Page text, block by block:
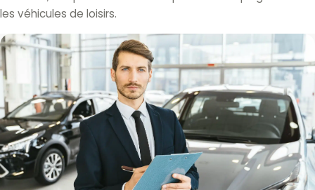
les véhicules de loisirs.